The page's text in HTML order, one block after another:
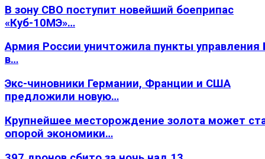
В зону СВО поступит новейший боеприпас
«Куб-10МЭ»…
Армия России уничтожила пункты
в…
Экс-чиновники Германии, Франции и США
предложили новую…
Крупнейшее месторождение золота может
опорой экономики…